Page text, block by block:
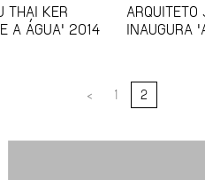
THAI KER
A ÁGUA' 2014
INAUGURA
< 1 2